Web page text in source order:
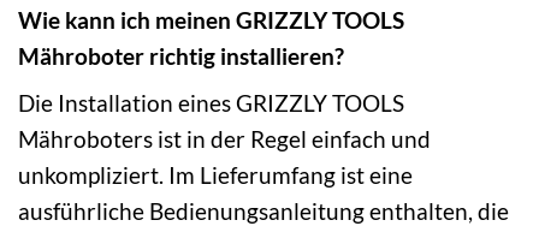
Wie kann ich meinen GRIZZLY TOOLS
Mähroboter richtig installieren?
Die Installation eines GRIZZLY TOOLS
Mähroboters ist in der Regel einfach und
unkompliziert. Im Lieferumfang ist eine
ausführliche Bedienungsanleitung enthalten, die